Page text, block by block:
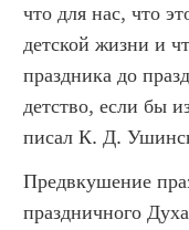
что для нас, что
детской жизни и
праздника до
детство, если бы
писал К. Д.
Предвкушение
праздничного